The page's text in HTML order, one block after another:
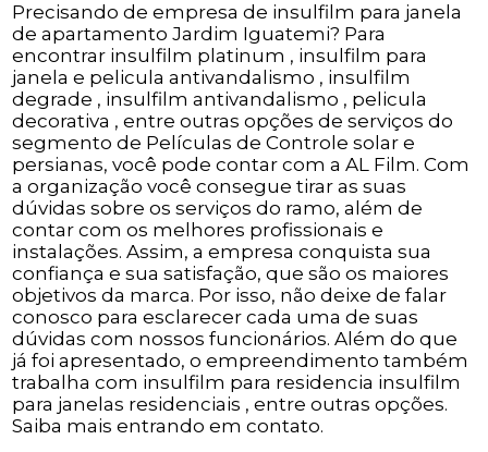
Precisando de empresa de insulfilm para janela
de apartamento Jardim Iguatemi? Para
encontrar insulfilm platinum , insulfilm para
janela e pelicula antivandalismo , insulfilm
degrade , insulfilm antivandalismo , pelicula
decorativa , entre outras opções de serviços do
segmento de Películas de Controle solar e
persianas, você pode contar com a AL Film. Com
a organização você consegue tirar as suas
dúvidas sobre os serviços do ramo, além de
contar com os melhores profissionais e
instalações. Assim, a empresa conquista sua
confiança e sua satisfação, que são os maiores
objetivos da marca. Por isso, não deixe de falar
conosco para esclarecer cada uma de suas
dúvidas com nossos funcionários. Além do que
já foi apresentado, o empreendimento também
trabalha com insulfilm para residencia insulfilm
para janelas residenciais , entre outras opções.
Saiba mais entrando em contato.